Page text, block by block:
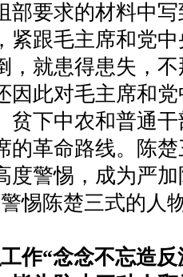
部要求的材料中
紧跟毛主席和党
，就患得患失，不
因此对毛主席和
贫下中农和普通
的革命路线。陈
度警惕，成为严
惕陈楚三式的人
作“念念不忘造